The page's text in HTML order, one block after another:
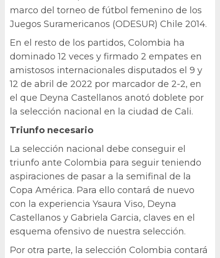
marco del torneo de fútbol femenino de los
Juegos Suramericanos (ODESUR) Chile 2014.
En el resto de los partidos, Colombia ha
dominado 12 veces y firmado 2 empates en
amistosos internacionales disputados el 9 y
12 de abril de 2022 por marcador de 2-2, en
el que Deyna Castellanos anotó doblete por
la selección nacional en la ciudad de Cali.
Triunfo necesario
La selección nacional debe conseguir el
triunfo ante Colombia para seguir teniendo
aspiraciones de pasar a la semifinal de la
Copa América. Para ello contará de nuevo
con la experiencia Ysaura Viso, Deyna
Castellanos y Gabriela Garcia, claves en el
esquema ofensivo de nuestra selección.
Por otra parte, la selección Colombia contará